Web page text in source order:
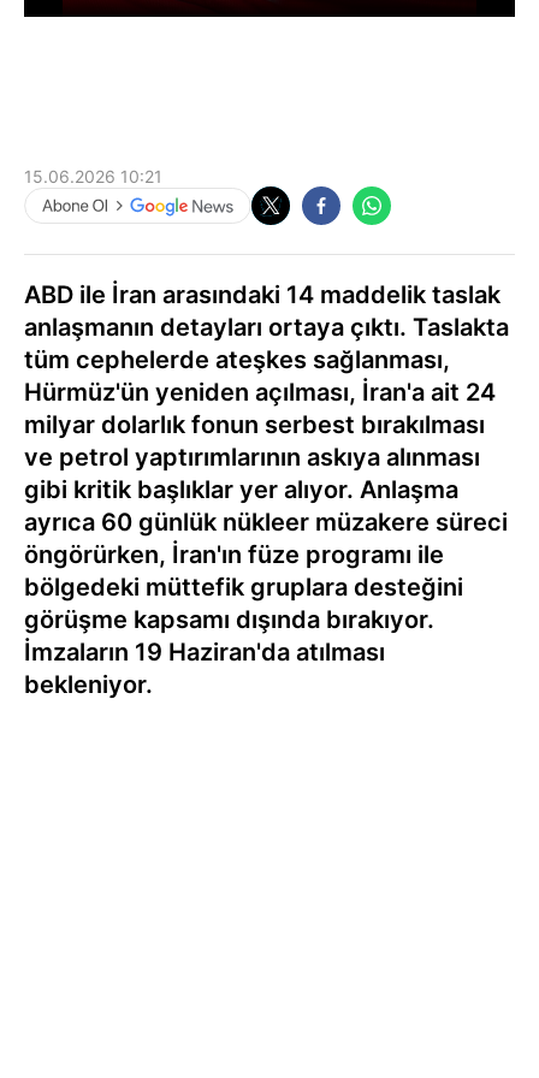
15.06.2026 10:21
ABD ile İran arasındaki 14 maddelik taslak
anlaşmanın detayları ortaya çıktı. Taslakta
tüm cephelerde ateşkes sağlanması,
Hürmüz'ün yeniden açılması, İran'a ait 24
milyar dolarlık fonun serbest bırakılması
ve petrol yaptırımlarının askıya alınması
gibi kritik başlıklar yer alıyor. Anlaşma
ayrıca 60 günlük nükleer müzakere süreci
öngörürken, İran'ın füze programı ile
bölgedeki müttefik gruplara desteğini
görüşme kapsamı dışında bırakıyor.
İmzaların 19 Haziran'da atılması
bekleniyor.